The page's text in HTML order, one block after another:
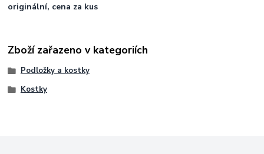
originální, cena za kus
Zboží zařazeno v kategoriích
Podložky a kostky
Kostky